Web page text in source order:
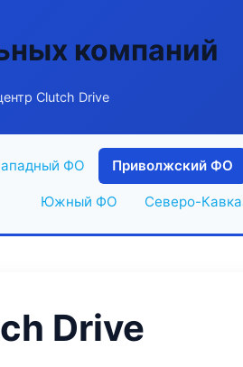
компаний
Clutch Drive
ФО Приволжский ФО
Южный ФО Северо-
Drive